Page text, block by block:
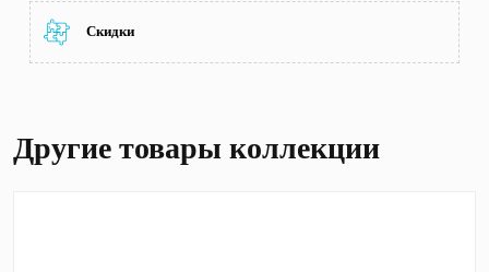
Скидки
Другие товары коллекции